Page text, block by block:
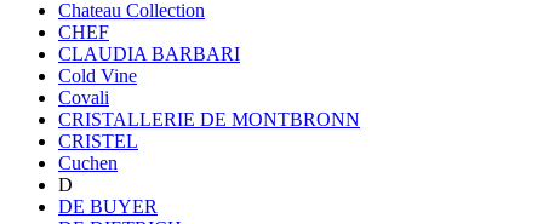
Chateau Collection
CHEF
CLAUDIA BARBARI
Cold Vine
Covali
CRISTALLERIE DE MONTBRONN
CRISTEL
Cuchen
D
DE BUYER